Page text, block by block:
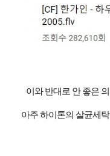
이와 반대로 안 좋은
아주 하이톤의 살균세